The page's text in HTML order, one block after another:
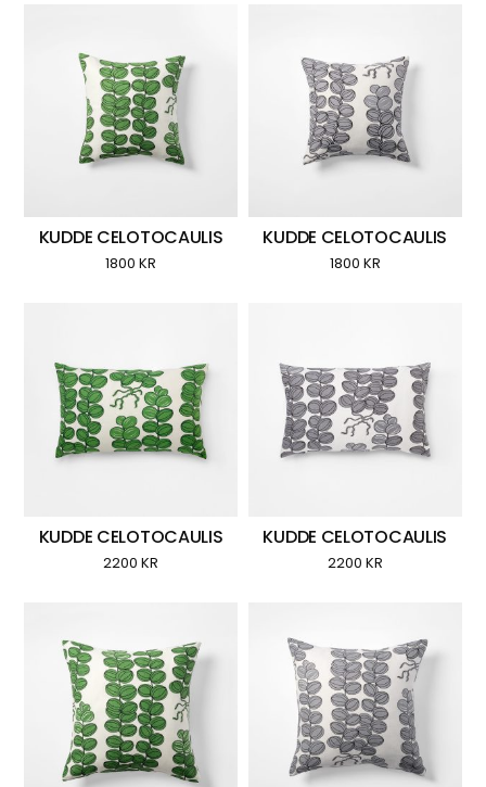
KUDDE CELOTOCAULIS
1800KR
KUDDE CELOTOCAULIS
1800 KR
KUDDE CELOTOCAULIS
2200KR
KUDDE CELOTOCAULIS
2200 KR